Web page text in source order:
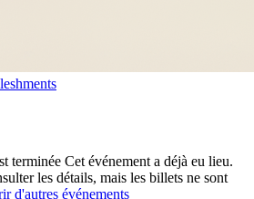
terminée Cet événement a déjà eu lieu.
les détails, mais les billets ne sont
d'autres événements